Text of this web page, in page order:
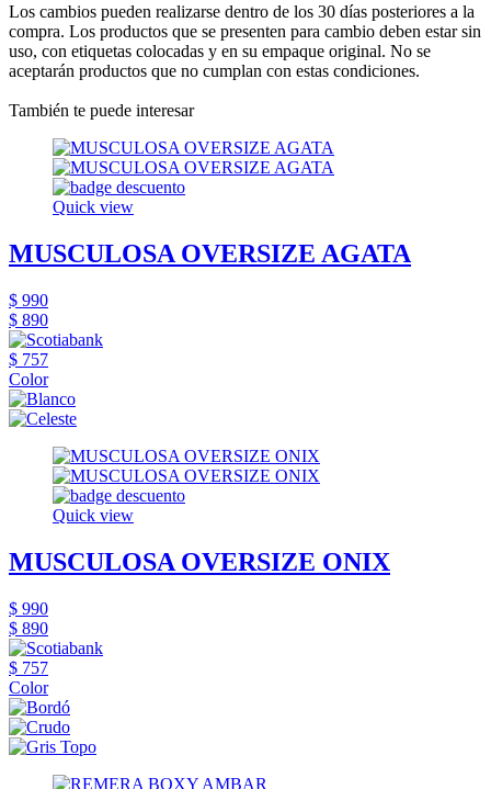
Los cambios pueden realizarse dentro de los 30 días posteriores a la
compra. Los productos que se presenten para cambio deben estar sin
uso, con etiquetas colocadas y en su empaque original. No se
aceptarán productos que no cumplan con estas condiciones.
También te puede interesar
Quick view
MUSCULOSA OVERSIZE AGATA
$ 990
$ 890
$ 757
Color
Quick view
MUSCULOSA OVERSIZE ONIX
$ 990
$ 890
$ 757
Color